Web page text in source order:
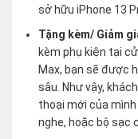
sở hữu iPhone 13
Tặng kèm/ Giảm
kèm phụ kiện tại
Max, bạn sẽ được
sâu. Như vậy,
thoại mới của
nghe, hoặc bộ sạc